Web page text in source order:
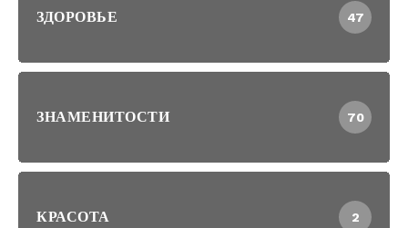
ЗДОРОВЬЕ 47
ЗНАМЕНИТОСТИ 70
КРАСОТА 2